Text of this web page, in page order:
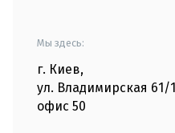
Мы здесь:
г. Киев,
ул. Владимирская 61/
офис 50